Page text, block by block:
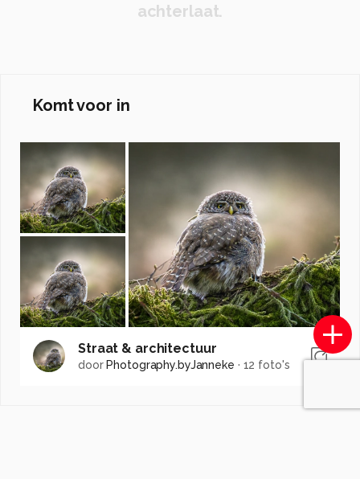
achterlaat.
Komt voor in
Straat & architectuur
door Photography.byJanneke · 12 foto's